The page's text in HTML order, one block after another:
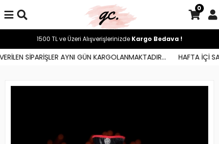
SİPARİŞLER AYNI GÜN KARGOLANMAKTADIR... HAFTA İÇİ
0
1500 TL ve Üzeri Alışverişlerinizde Kargo Bedava !